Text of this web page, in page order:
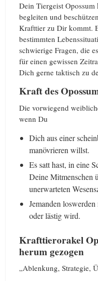
Dein Tiergeist
begleiten und
Krafttier zu Dir kommt.
bestimmten
schwierige Fragen, die
für einen gewissen
Dich gerne taktisch zu
Kraft des
Die vorwiegend
wenn Du
Dich aus einer
manövrieren willst.
Es satt hast, in eine
Deine Mitmenschen
unerwarteten
Jemanden
oder lästig wird.
Krafttierorakel
herum gezogen
„Ablenkung, Strategie,